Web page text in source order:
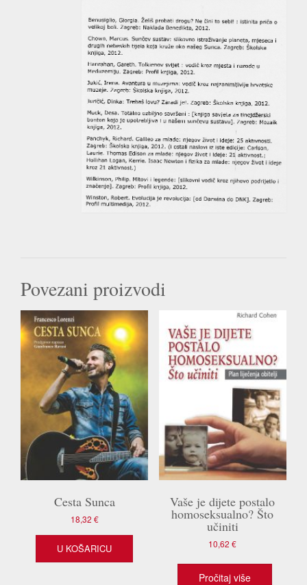
Povezani proizvodi
Cesta Sunca
18,32 €
U KOŠARICU
Vaše je dijete postalo
homoseksualno? Što
učiniti
10,62€
Pročitaj više